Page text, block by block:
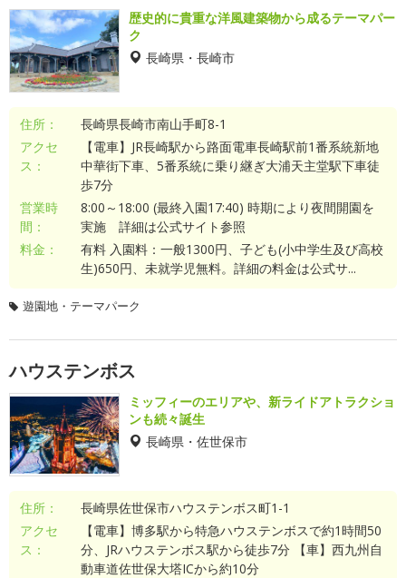
歴史的に貴重な洋風建築物から成るテーマパー
ク
長崎県・長崎市
住所：
長崎県長崎市南山手町8-1
アクセ
ス：
【電車】JR長崎駅から路面電車長崎駅前1番系統新地
中華街下車、5番系統に乗り継ぎ大浦天主堂駅下車徒
歩7分
営業時
間：
8:00～18:00 (最終入園17:40) 時期により夜間開園を
実施 詳細は公式サイト参照
料金：
有料 入園料：一般1300円、子ども(小中学生及び高校
生)650円、未就学児無料。詳細の料金は公式サ...
遊園地・テーマパーク
ハウステンボス
ミッフィーのエリアや、新ライドアトラクショ
ンも続々誕生
長崎県・佐世保市
住所：
長崎県佐世保市ハウステンボス町1-1
アクセ
ス：
【電車】博多駅から特急ハウステンボスで約1時間50
分、JRハウステンボス駅から徒歩7分 【車】西九州自
動車道佐世保大塔ICから約10分